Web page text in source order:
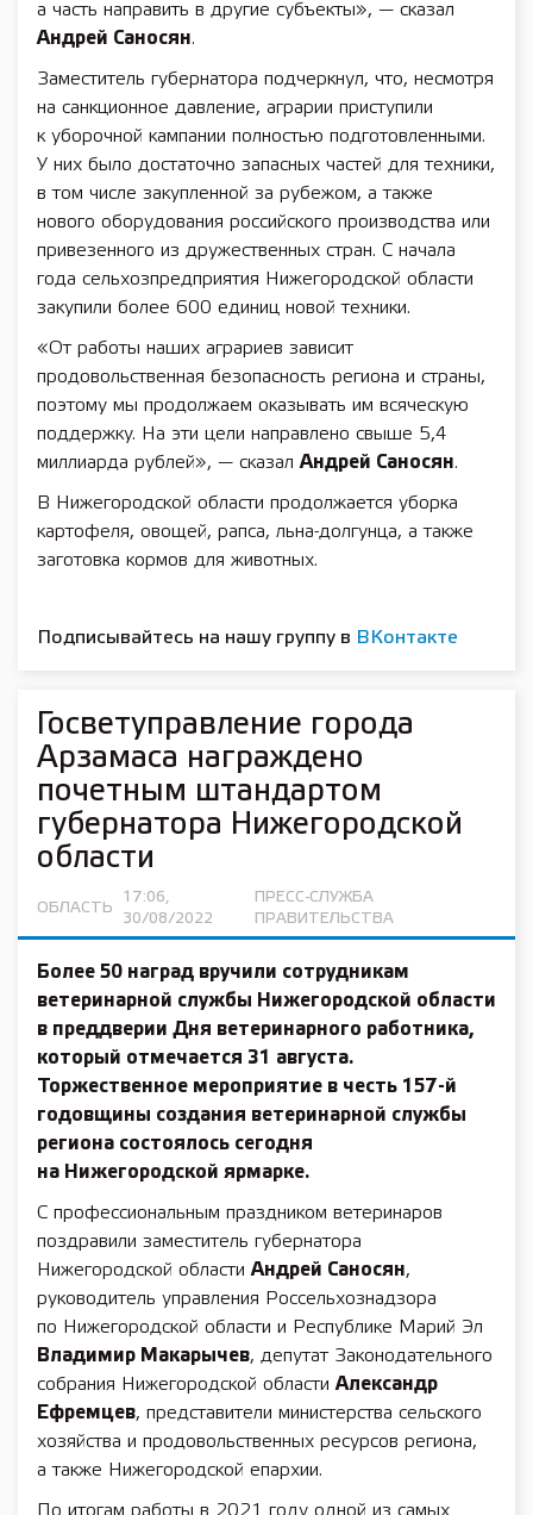
а часть направить в другие субъекты», — сказал
Андрей Саносян.
Заместитель губернатора подчеркнул, что, несмотря
на санкционное давление, аграрии приступили
к уборочной кампании полностью подготовленными.
У них было достаточно запасных частей для техники,
в том числе закупленной за рубежом, а также
нового оборудования российского производства или
привезенного из дружественных стран. С начала
года сельхозпредприятия Нижегородской области
закупили более 600 единиц новой техники.
«От работы наших аграриев зависит
продовольственная безопасность региона и страны,
поэтому мы продолжаем оказывать им всяческую
поддержку. На эти цели направлено свыше 5,4
миллиарда рублей», — сказалАндрей Саносян.
В Нижегородской области продолжается уборка
картофеля, овощей, рапса, льна-долгунца, а также
заготовка кормов для животных.
Подписывайтесь на нашу группу в ВКонтакте
Госветуправление города
Арзамаса награждено
почетным штандартом
губернатора Нижегородской
области
ОБЛАСТЬ
17:06,
30/08/2022
ПРЕСС-СЛУЖБА
ПРАВИТЕЛЬСТВА
Более 50 наград вручили сотрудникам
ветеринарной службы Нижегородской области
в преддверии Дня ветеринарного работника,
который отмечается 31 августа.
Торжественное мероприятие в честь 157-й
годовщины создания ветеринарной службы
региона состоялось сегодня
на Нижегородской ярмарке.
С профессиональным праздником ветеринаров
поздравили заместитель губернатора
Нижегородской областиАндрей Саносян,
руководитель управления Россельхознадзора
по Нижегородской области и Республике Марий Эл
Владимир Макарычев, депутат Законодательного
собрания Нижегородской областиАлександр
Ефремцев, представители министерства сельского
хозяйства и продовольственных ресурсов региона,
а также Нижегородской епархии.
По итогам работы в 2021 году одной из самых